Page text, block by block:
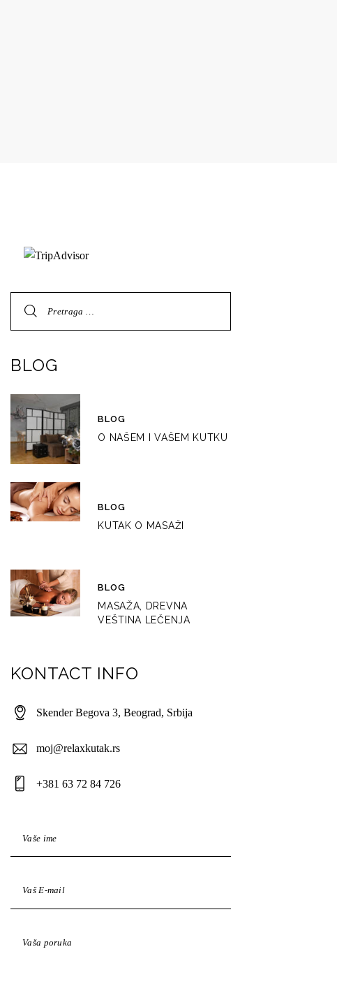
BLOG
BLOG
O NAŠEM I VAŠEM KUTKU
BLOG
KUTAK O MASAŽI
BLOG
MASAŽA, DREVNA
VEŠTINA LEČENJA
KONTACT INFO
Skender Begova 3, Beograd, Srbija
moj@relaxkutak.rs
+381 63 72 84 726